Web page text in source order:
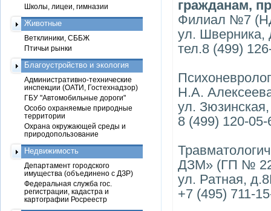
гражданам,
Филиал №7
ул. Шверника,
тел.8 (499)
Н.А.
ул.
8 (499) 120-05-
ДЗМ» (ГП №
ул. Ратная,
+7 (495) 711-
Школы, лицеи, гимназии
Животные
Ветклиники, СББЖ
Птичьи рынки
Благоустройство и экология
Административно-технические
инспекции (ОАТИ, Гостехнадзор)
ГБУ "Автомобильные дороги"
Особо охраняемые природные
территории
Охрана окружающей среды и
природопользование
Недвижимость
Департамент городского
имущества (объединено с ДЗР)
Федеральная служба гос.
регистрации, кадастра и
картографии Росреестр